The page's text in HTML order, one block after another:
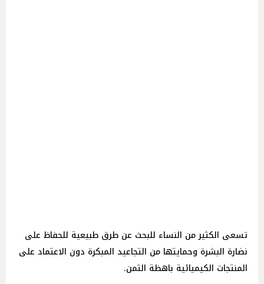
تسعى الكثير من النساء للبحث عن طرق طبيعية للحفاظ على
نضارة البشرة وحمايتها من التجاعيد المبكرة دون الاعتماد على
المنتجات الكيميائية باهظة الثمن.